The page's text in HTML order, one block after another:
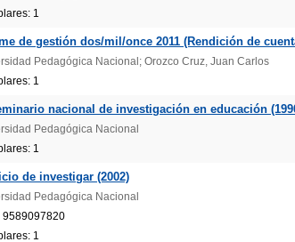
1
de gestión dos/mil/once 2011 (Rendición de
Pedagógica Nacional; Orozco Cruz, Juan Carlos
1
nacional de investigación en educación
Pedagógica Nacional
1
de investigar (2002)
Pedagógica Nacional
9589097820
1